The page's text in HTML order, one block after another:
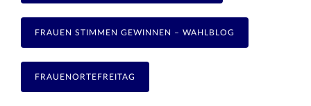
FRAUEN STIMMEN GEWINNEN – WAHLBLOG
FRAUENORTEFREITAG